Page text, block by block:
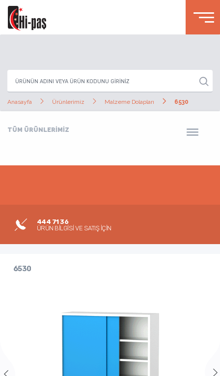
Anasayfa Ürünlerimiz Malzeme Dolapları 6530
TÜM ÜRÜNLERİMİZ
444 71 36
ÜRÜN BİLGİSİ VE SATIŞ İÇİN
6530